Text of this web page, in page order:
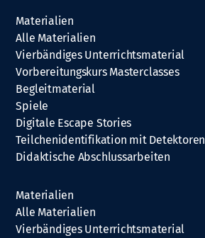
Materialien
Alle Materialien
Vierbändiges Unterrichtsmaterial
Vorbereitungskurs Masterclasses
Begleitmaterial
Spiele
Digitale Escape Stories
Teilchenidentifikation mit Detektoren
Didaktische Abschlussarbeiten
Materialien
Alle Materialien
Vierbändiges Unterrichtsmaterial